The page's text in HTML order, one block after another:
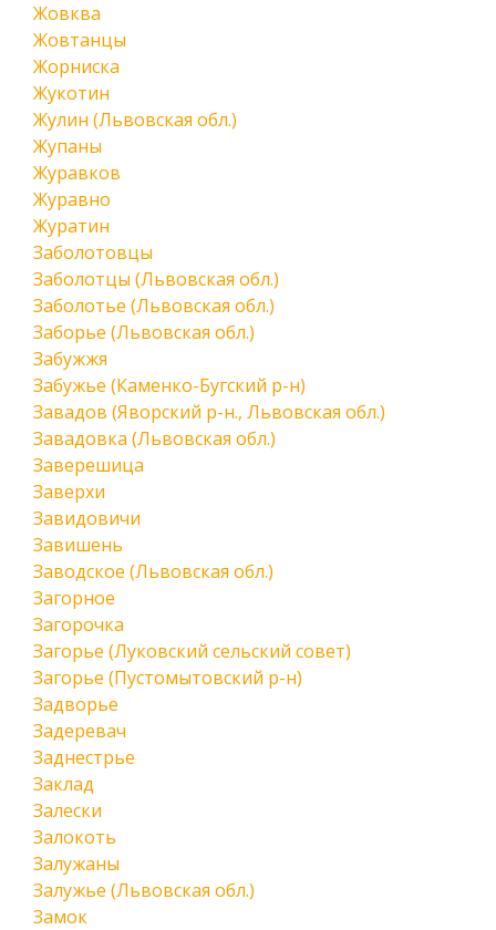
Жовква
Жовтанцы
Жорниска
Жукотин
Жулин (Львовская обл.)
Жупаны
Журавков
Журавно
Журатин
Заболотовцы
Заболотцы (Львовская обл.)
Заболотье (Львовская обл.)
Заборье (Львовская обл.)
Забужжя
Забужье (Каменко-Бугский р-н)
Завадов (Яворский р-н., Львовская обл.)
Завадовка (Львовская обл.)
Заверешица
Заверхи
Завидовичи
Завишень
Заводское (Львовская обл.)
Загорное
Загорочка
Загорье (Луковский сельский совет)
Загорье (Пустомытовский р-н)
Задворье
Задеревач
Заднестрье
Заклад
Залески
Залокоть
Залужаны
Залужье (Львовская обл.)
Замок